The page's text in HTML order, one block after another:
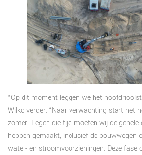
“Op dit moment leggen we het
Wilko verder. “Naar verwachting start het
zomer. Tegen die tijd moeten wij de
hebben gemaakt, inclusief de bouwwegen
water- en stroomvoorzieningen. Deze fase